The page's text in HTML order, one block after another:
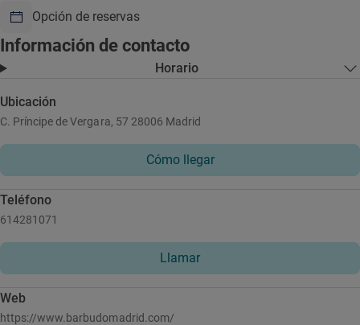
Opción de reservas
Información de contacto
Horario
Ubicación
C. Príncipe de Vergara, 57 28006 Madrid
Cómo llegar
Teléfono
614281071
Llamar
Web
https://www.barbudomadrid.com/